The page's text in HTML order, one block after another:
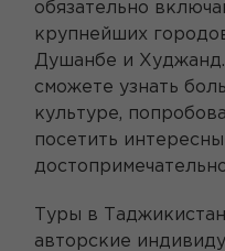
обязательно
крупнейших
Душанбе и
сможете узнать
культуре,
посетить
Туры в
авторские